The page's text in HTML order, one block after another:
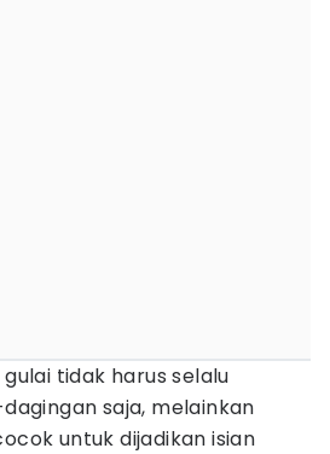
tidak harus selalu
saja, melainkan
untuk dijadikan isian